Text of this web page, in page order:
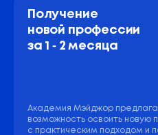
Получение
новой профессии
за 1 ‑ 2 месяца
Академия Мэйджор
возможность освоить новую
с практическим подходом и